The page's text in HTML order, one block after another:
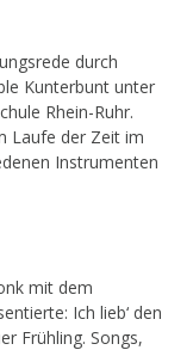
durch
Kunterbunt unter
Rhein-Ruhr.
Laufe der Zeit im
Instrumenten
mit dem
Ich lieb‘ den
Frühling. Songs,